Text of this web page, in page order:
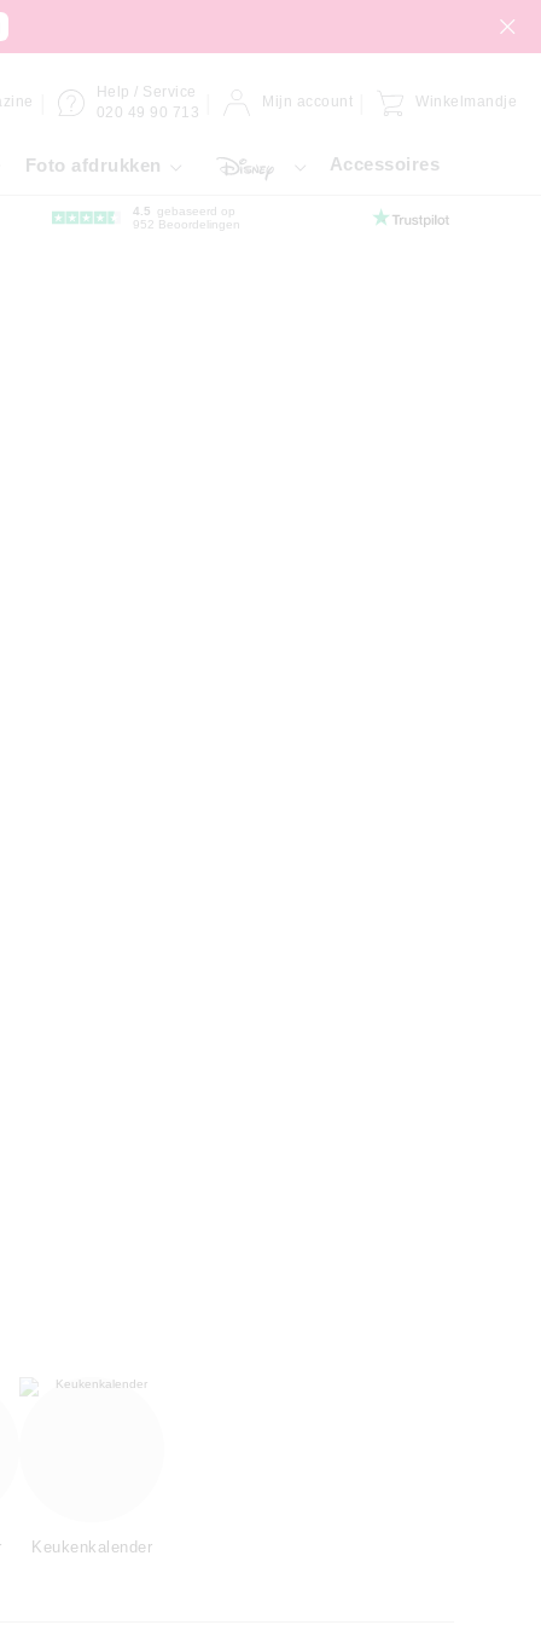
Help / Service
020 49 90 713
Mijn account Winkelmandje
Foto afdrukken Accessoires
4.5
gebaseerd op
952 Beoordelingen
Keukenkalender